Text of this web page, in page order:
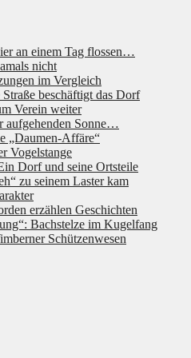
an einem Tag flossen…
nicht
im Vergleich
beschäftigt das Dorf
Verein weiter
aufgehenden Sonne…
„Daumen-Affäre“
Vogelstange
Dorf und seine Ortsteile
zu seinem Laster kam
erzählen Geschichten
Bachstelze im Kugelfang
Schützenwesen